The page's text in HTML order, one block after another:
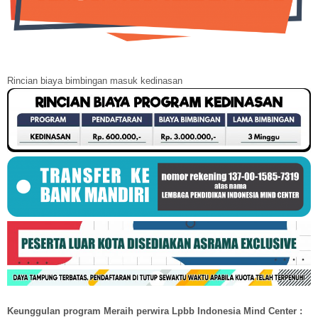
Rincian biaya bimbingan masuk kedinasan
Keunggulan program Meraih perwira Lpbb Indonesia Mind Center :